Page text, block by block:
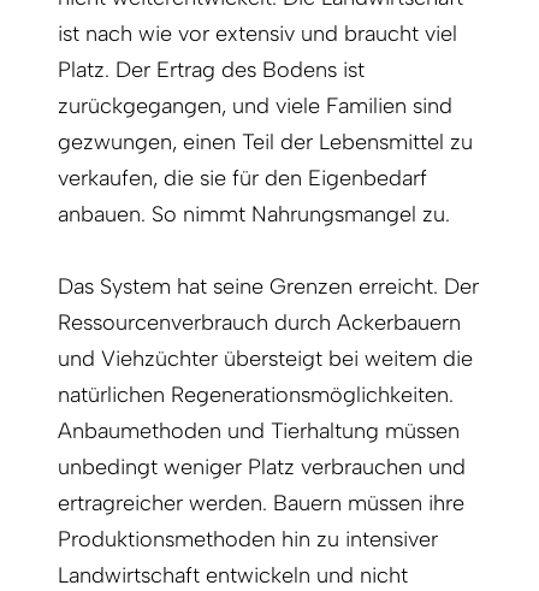
ist nach wie vor extensiv und braucht viel
Platz. Der Ertrag des Bodens ist
zurückgegangen, und viele Familien sind
gezwungen, einen Teil der Lebensmittel zu
verkaufen, die sie für den Eigenbedarf
anbauen. So nimmt Nahrungsmangel zu.
Das System hat seine Grenzen erreicht. Der
Ressourcenverbrauch durch Ackerbauern
und Viehzüchter übersteigt bei weitem die
natürlichen Regenerationsmöglichkeiten.
Anbaumethoden und Tierhaltung müssen
unbedingt weniger Platz verbrauchen und
ertragreicher werden. Bauern müssen ihre
Produktionsmethoden hin zu intensiver
Landwirtschaft entwickeln und nicht